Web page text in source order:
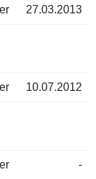
27.03.2013
10.07.2012
-